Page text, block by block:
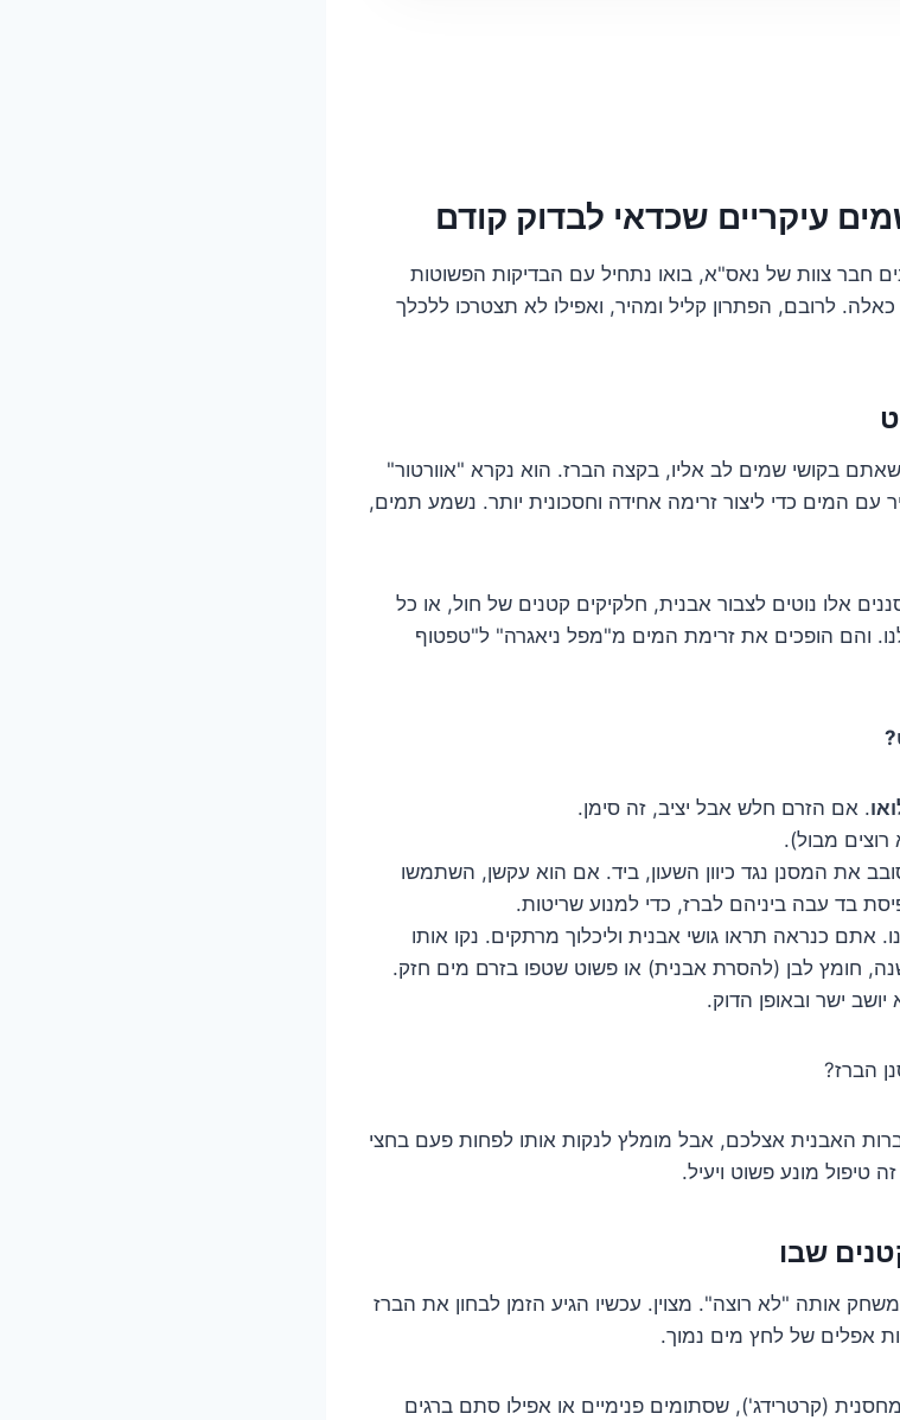
חבר צוות של נאס"א, בואו נתחיל עם הבדיקות הפשוטות
לרובם, הפתרון קליל ומהיר, ואפילו לא תצטרכו ללכלך
בקושי שמים לב אליו, בקצה הברז. הוא נקרא "אוורטור"
עם המים כדי ליצור זרימה אחידה וחסכונית יותר. נשמע תמים,
אלו נוטים לצבור אבנית, חלקיקים קטנים של חול, או כל
והם הופכים את זרימת המים מ"מפל ניאגרה" ל"טפטוף
. אם הזרם חלש אבל יציב, זה סימן.
מבול).
את המסנן נגד כיוון השעון, ביד. אם הוא עקשן, השתמשו
בד עבה ביניהם לברז, כדי למנוע שריטות.
כנראה תראו גושי אבנית וליכלוך מרתקים. נקו אותו
חומץ לבן (להסרת אבנית) או פשוט שטפו בזרם מים חזק.
ישר ובאופן הדוק.
הברז?
האבנית אצלכם, אבל מומלץ לנקות אותו לפחות פעם בחצי
טיפול מונע פשוט ויעיל.
משחק אותה "לא רוצה". מצוין. עכשיו הגיע הזמן לבחון את הברז
אפלים של לחץ מים נמוך.
(קרטרידג'), שסתומים פנימיים או אפילו סתם ברגים